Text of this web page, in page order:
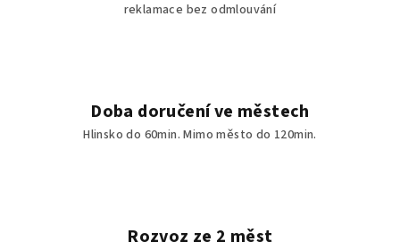
reklamace bez odmlouvání
Doba doručení ve městech
Hlinsko do 60min. Mimo město do 120min.
Rozvoz ze 2 měst